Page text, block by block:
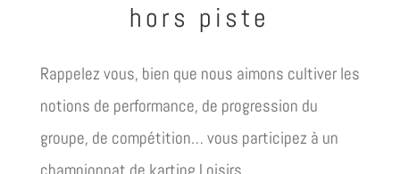
hors piste
Rappelez vous, bien que nous aimons cultiver les
notions de performance, de progression du
groupe, de compétition… vous participez à un